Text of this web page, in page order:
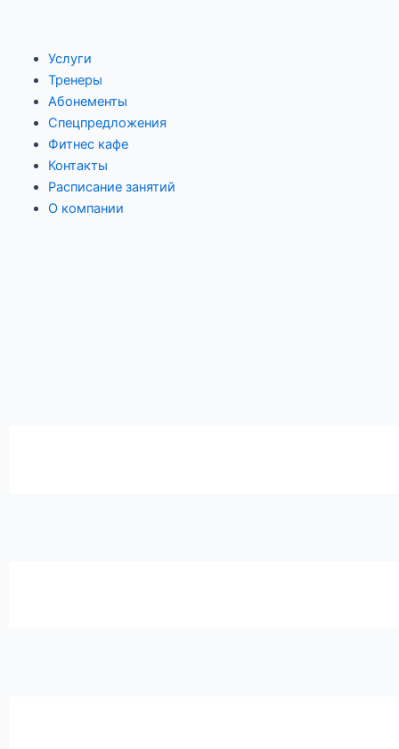
содержимому
Услуги
Тренеры
Абонементы
Спецпредложения
Фитнес кафе
Контакты
Расписание занятий
О компании
записям